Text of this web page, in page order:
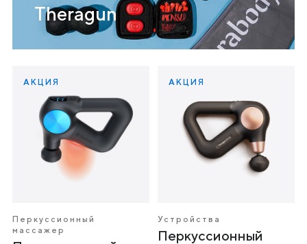
Theragun
АКЦИЯ
Перкуссионный
массажер
АКЦИЯ
Устройства
Перкуссионный